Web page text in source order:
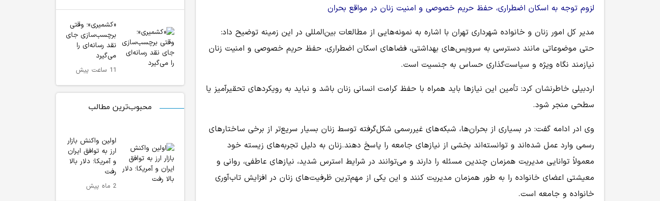
لزوم توجه به اسکان اضطراری، حفظ حریم خصوصی و امنیت زنان در مواقع بحران
مدیر کل امور زنان و خانواده شهرداری تهران با اشاره به نمونه‌هایی از مطالعات بین‌المللی در این زمینه توضیح داد:
حتی موضوعاتی مانند دسترسی به سرویس‌های بهداشتی، فضاهای اسکان اضطراری، حفظ حریم خصوصی و امنیت زنان
نیازمند نگاه ویژه و سیاست‌گذاری حساس به جنسیت است.
اردبیلی خاطرنشان کرد: تأمین این نیازها باید همراه با حفظ کرامت انسانی زنان باشد و نباید به رویکردهای تحقیرآمیز یا
سطحی منجر شود.
وی ادر ادامه گفت: در بسیاری از بحران‌ها، شبکه‌های غیررسمی شکل‌گرفته توسط زنان بسیار سریع‌تر از برخی ساختارهای
رسمی وارد عمل شده‌اند و توانسته‌اند بخشی از نیازهای جامعه را پاسخ دهند.زنان به دلیل تجربه‌های زیسته خود
معمولاً توانایی مدیریت همزمان چندین مسئله را دارند و می‌توانند در شرایط استرس شدید، نیازهای عاطفی، روانی و
معیشتی اعضای خانواده را به طور همزمان مدیریت کنند و این یکی از مهم‌ترین ظرفیت‌های زنان در افزایش تاب‌آوری
خانواده و جامعه است.
«کشمیری»؛ وقتی
برچسب‌سازی جای
نقد رسانه‌ای را
می‌گیرد
11 ساعت پیش
محبوب‌ترین مطالب
اولین واکنش بازار
ارز به توافق ایران
و آمریکا؛ دلار بالا
رفت
2 ماه پیش